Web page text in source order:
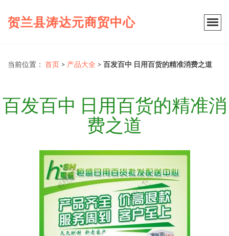
贺兰县涛达元商贸中心
当前位置： 首页 > 产品大全 > 百发百中 日用百货的精准消费之道
百发百中 日用百货的精准消
费之道